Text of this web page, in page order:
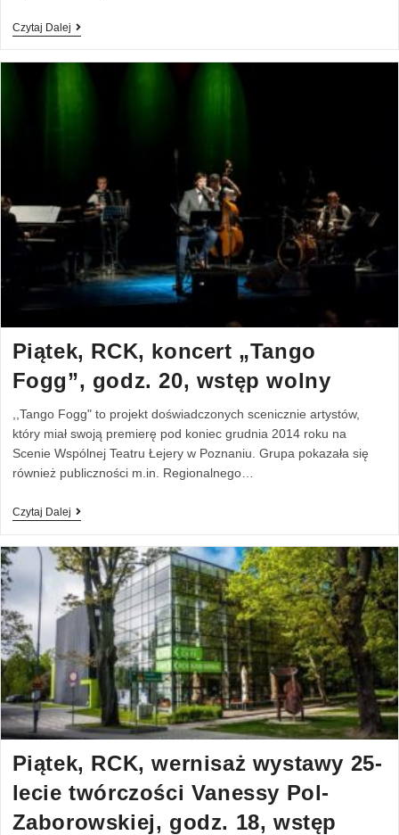
Czytaj Dalej
Piątek, RCK, koncert „Tango
Fogg”, godz. 20, wstęp wolny
,,Tango Fogg" to projekt doświadczonych scenicznie artystów,
który miał swoją premierę pod koniec grudnia 2014 roku na
Scenie Wspólnej Teatru Łejery w Poznaniu. Grupa pokazała się
również publiczności m.in. Regionalnego…
Czytaj Dalej
Piątek, RCK, wernisaż wystawy 25-
lecie twórczości Vanessy Pol-
Zaborowskiej, godz. 18, wstęp